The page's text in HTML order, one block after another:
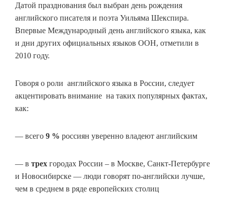
Датой празднования был выбран день рождения
английского писателя и поэта Уильяма Шекспира.
Впервые Международный день английского языка, как
и дни других официальных языков ООН, отметили в
2010 году.
Говоря о роли английского языка в России, следует
акцентировать внимание на таких популярных фактах,
как:
— всего 9 % россиян уверенно владеют английским
— в трех городах России – в Москве, Санкт-Петербурге
и Новосибирске — люди говорят по-английски лучше,
чем в среднем в ряде европейских столиц